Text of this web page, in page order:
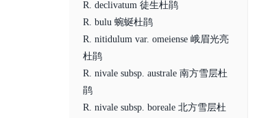
R. declivatum 徒生杜鹃
R. bulu 蜿蜒杜鹃
R. nitidulum var. omeiense 峨眉光亮
杜鹃
R. nivale subsp. australe 南方雪层杜
鹃
R. nivale subsp. boreale 北方雪层杜